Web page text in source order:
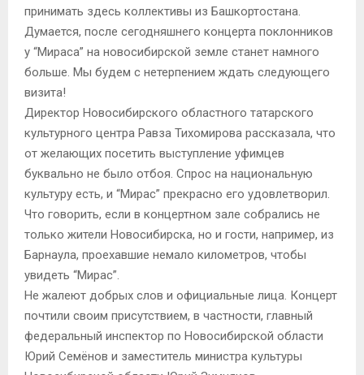
принимать здесь коллективы из Башкортостана.
Думается, после сегодняшнего концерта поклонников
у “Мираса” на новосибирской земле станет намного
больше. Мы будем с нетерпением ждать следующего
визита!
Директор Новосибирского областного татарского
культурного центра Равза Тихомирова рассказала, что
от желающих посетить выступление уфимцев
буквально не было отбоя. Спрос на национальную
культуру есть, и “Мирас” прекрасно его удовлетворил.
Что говорить, если в концертном зале собрались не
только жители Новосибирска, но и гости, например, из
Барнаула, проехавшие немало километров, чтобы
увидеть “Мирас”.
Не жалеют добрых слов и официальные лица. Концерт
почтили своим присутствием, в частности, главный
федеральный инспектор по Новосибирской области
Юрий Семёнов и заместитель министра культуры